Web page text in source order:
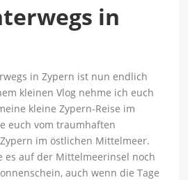
in
in Zypern ist nun endlich
kleinen Vlog nehme ich euch
kleine Zypern-Reise im
euch vom traumhaften
im östlichen Mittelmeer.
es auf der Mittelmeerinsel noch
auch wenn die Tage